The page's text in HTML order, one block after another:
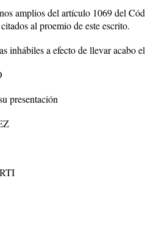
amplios del artículo 1069 del
al proemio de este escrito.
inhábiles a efecto de llevar acabo
presentación